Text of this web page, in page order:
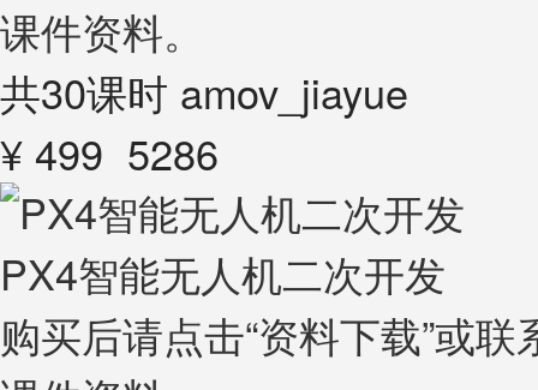
课件资料。
共30课时 amov_jiayue
¥ 499 5286
PX4智能无人机二次开发
购买后请点击“资料下载”或